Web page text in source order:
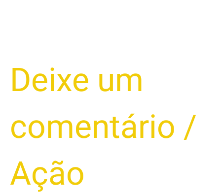
Deixe um
comentário /
Ação